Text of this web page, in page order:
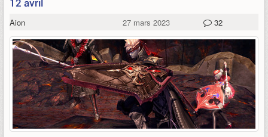
Aion 27 mars 2023 32